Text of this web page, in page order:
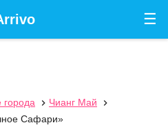
☰
города  Чианг Май

Сафари»